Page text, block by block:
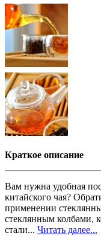
Краткое описание
Вам нужна удобная
китайского чая?
применении
стеклянным колбами,
стали... Читать далее...